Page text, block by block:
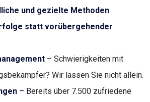
und gezielte Methoden
statt vorübergehender
– Schwierigkeiten mit
Wir lassen Sie nicht allein.
– Bereits über 7.500 zufriedene